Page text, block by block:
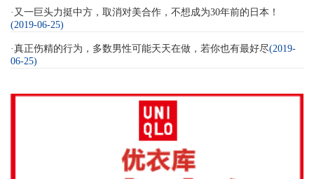
· 又一巨头力挺中方，取消对美合作，不想成为30年前的日本！
(2019-06-25)
·真正伤精的行为，多数男性可能天天在做，若你也有最好尽(2019-
06-25)